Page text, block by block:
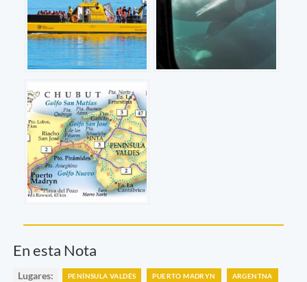
En esta Nota
Lugares: PENÍNSULA VALDÉS PUERTO MADRYN ARGENTNA